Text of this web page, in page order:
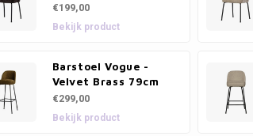
€199,00
Bekijk product
Barstoel Vogue -
Velvet Brass 79cm
€299,00
Bekijk product